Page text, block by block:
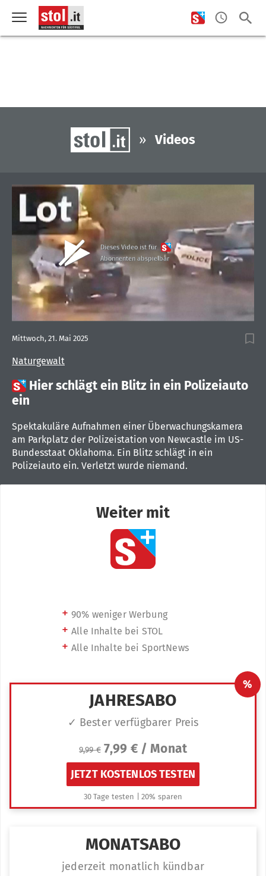
» Videos
Dieses Video ist für
Abonnenten abspielbar
Naturgewalt
Mittwoch, 21. Mai 2025
 Hier schlägt ein Blitz in ein Polizeiauto
ein
Spektakuläre Aufnahmen einer Überwachungskamera
am Parkplatz der Polizeistation von Newcastle im US-
Bundesstaat Oklahoma. Ein Blitz schlägt in ein
Polizeiauto ein. Verletzt wurde niemand.